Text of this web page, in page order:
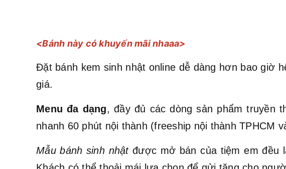
<Bánh này có khuyến mãi nhaaa>
Đặt bánh kem sinh nhật online dễ dàng hơn bao giờ
giá.
Menu đa dạng, đầy đủ các dòng sản phẩm truyền
nhanh 60 phút nội thành (freeship nội thành TPHCM
Mẫu bánh sinh nhậtđược mở bán của tiệm em đều